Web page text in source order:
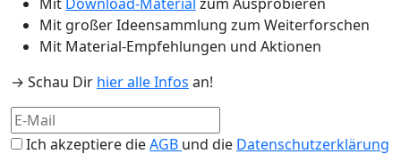
Mit großer Ideensammlung zum Weiterforschen
Mit Material-Empfehlungen und Aktionen
→ Schau Dir hier alle Infos an!
Ich akzeptiere dieAGB und die Datenschutzerklärung